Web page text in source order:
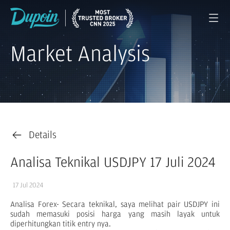
Market Analysis
Details
Analisa Teknikal USDJPY 17 Juli 2024
17 Jul 2024
Analisa Forex- Secara teknikal, saya melihat pair USDJPY ini
sudah memasuki posisi harga yang masih layak untuk
diperhitungkan titik entry nya.